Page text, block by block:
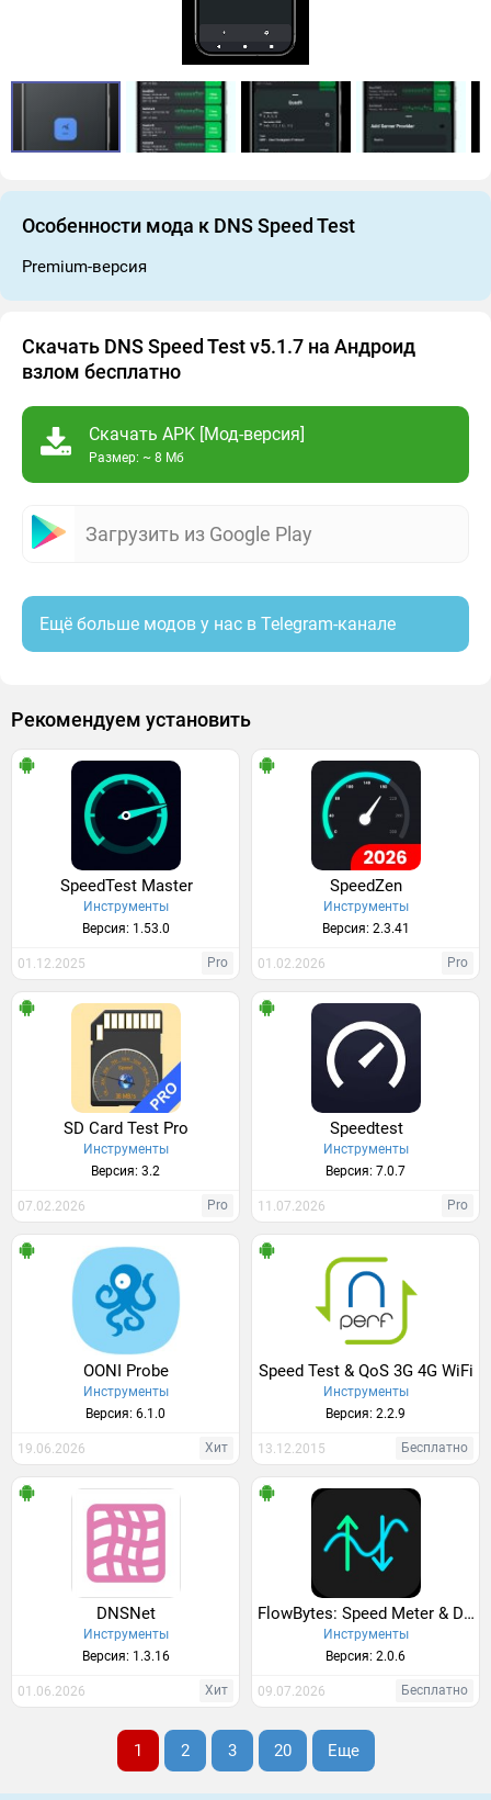
Особенности мода к DNS Speed Test
Premium-версия
Скачать DNS Speed Test v5.1.7 на Андроид
взлом бесплатно
Скачать APK [Мод-версия]
Размер: ~ 8 Мб
Загрузить из Google Play
Ещё больше модов у нас в Telegram-канале
Рекомендуем установить
SpeedTest Master
Инструменты
Версия: 1.53.0
01.12.2025 Pro
SpeedZen
Инструменты
Версия: 2.3.41
01.02.2026 Pro
SD Card Test Pro
Инструменты
Версия: 3.2
07.02.2026 Pro
Speedtest
Инструменты
Версия: 7.0.7
11.07.2026 Pro
OONI Probe
Инструменты
Версия: 6.1.0
19.06.2026 Хит
Speed Test & QoS 3G 4G WiFi
Инструменты
Версия: 2.2.9
13.12.2015 Бесплатно
DNSNet
Инструменты
Версия: 1.3.16
01.06.2026 Хит
FlowBytes: Speed Meter & Data
Инструменты
Версия: 2.0.6
09.07.2026 Бесплатно
1 2 3 20 Еще